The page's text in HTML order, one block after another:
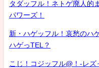
タダッフル！ネトゲ廃人的
パワーズ！
新・ハゲッフル！哀愁のハ
ハゲっTEL？
こじ！コジッフル@！-レ